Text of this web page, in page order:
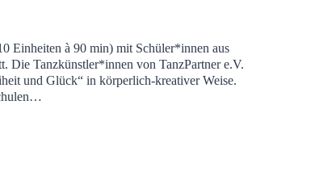
Einheiten à 90 min) mit Schüler*innen aus
Die Tanzkünstler*innen von TanzPartner e.V.
und Glück“ in körperlich-kreativer Weise.